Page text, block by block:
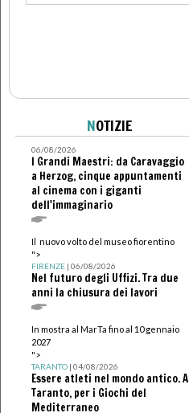
NOTIZIE
06/08/2026
I Grandi Maestri: da Caravaggio
a Herzog, cinque appuntamenti
al cinema con i giganti
dell'immaginario
Il nuovo volto del museo fiorentino
">
FIRENZE| 06/08/2026
Nel futuro degli Uffizi. Tra due
anni la chiusura dei lavori
In mostra al MarTa fino al 10 gennaio
2027
">
TARANTO| 04/08/2026
Essere atleti nel mondo antico. A
Taranto, per i Giochi del
Mediterraneo